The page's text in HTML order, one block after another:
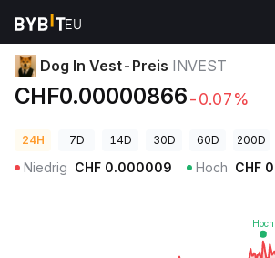
Krypto-Preise
Dog In Vest-Preis INVEST
CHF0.00000866-0.07%
24H 7D 14D 30D 60D 200D
Niedrig CHF 0.000009 Hoch CHF